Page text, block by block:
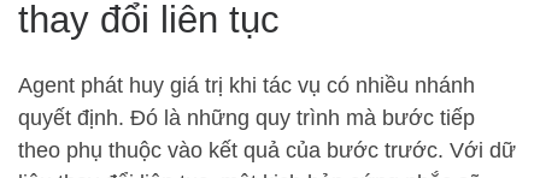
thay đổi liên tục
Agent phát huy giá trị khi tác vụ có nhiều nhánh
quyết định. Đó là những quy trình mà bước tiếp
theo phụ thuộc vào kết quả của bước trước. Với dữ